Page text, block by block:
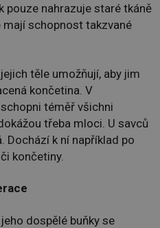
pouze nahrazuje staré tkáně
mají schopnost takzvané
těle umožňují, aby jim
končetina. V
téměř všichni
třeba mloci. U savců
Dochází k ní například po
končetiny.
dospělé buňky se